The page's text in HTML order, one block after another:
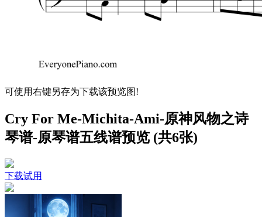
可使用右键另存为下载该预览图!
Cry For Me-Michita-Ami-原神风物之诗
琴谱-原琴谱五线谱预览 (共6张)
下载试用